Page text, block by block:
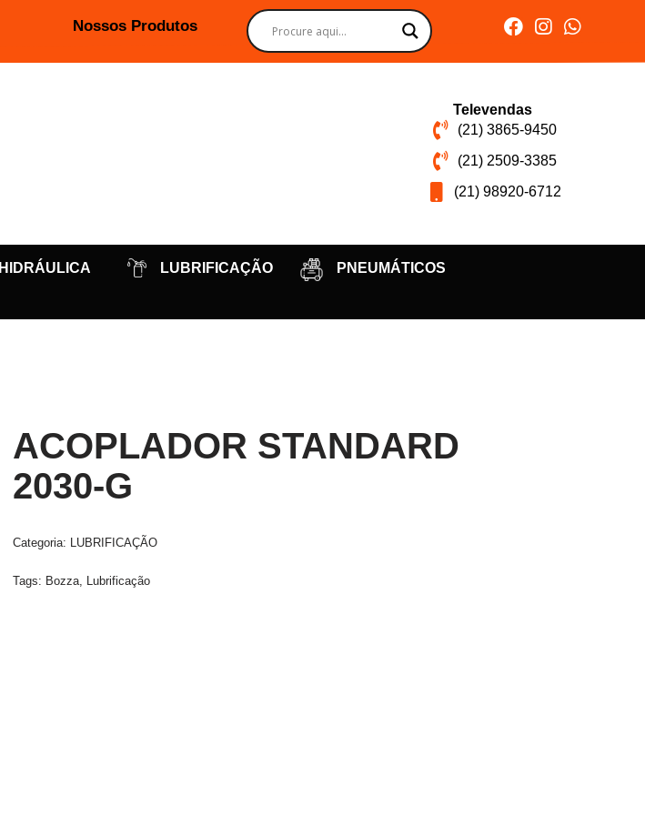
Nossos Produtos
Televendas
(21) 3865-9450
(21) 2509-3385
(21) 98920-6712
HIDRÁULICA LUBRIFICAÇÃO PNEUMÁTICOS
ACOPLADOR STANDARD
2030-G
Categoria: LUBRIFICAÇÃO
Tags: Bozza, Lubrificação